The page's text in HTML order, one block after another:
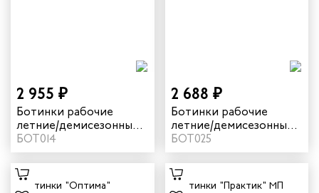
2 955 ₽
Ботинки рабочие
летние/демисезонные
"Комфорт" цвет
черный
БОТ014
2 688 ₽
Ботинки рабочие
летние/демисезонные
"Оптима" с МП цвет
черный
БОТ025